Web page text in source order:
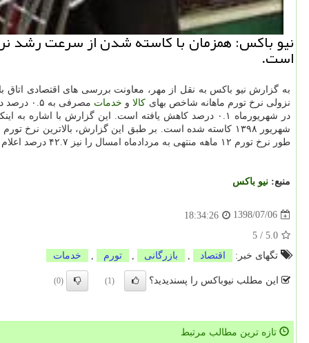
است.
به گزارش نیو باكس به نقل از مهر، معاونت بررسی های اقتصادی اتاق
نزولی نرخ تورم ماهانه شاخص بهای كالاو خدمات
طور نرخ تورم ۱۲ ماهه منتهی به مردادماه امسال را نیز ۴۲.۷ درصد اعلام نموده است.
منبع: نیو باكس
1398/07/06
18:34:26
5.0
/
5
تگهای خبر:
اقتصاد بازرگانی تورم خدمات
این مطلب نیوباکس را پسندیدید؟ (1)
(0)
تازه ترین مطالب مرتبط